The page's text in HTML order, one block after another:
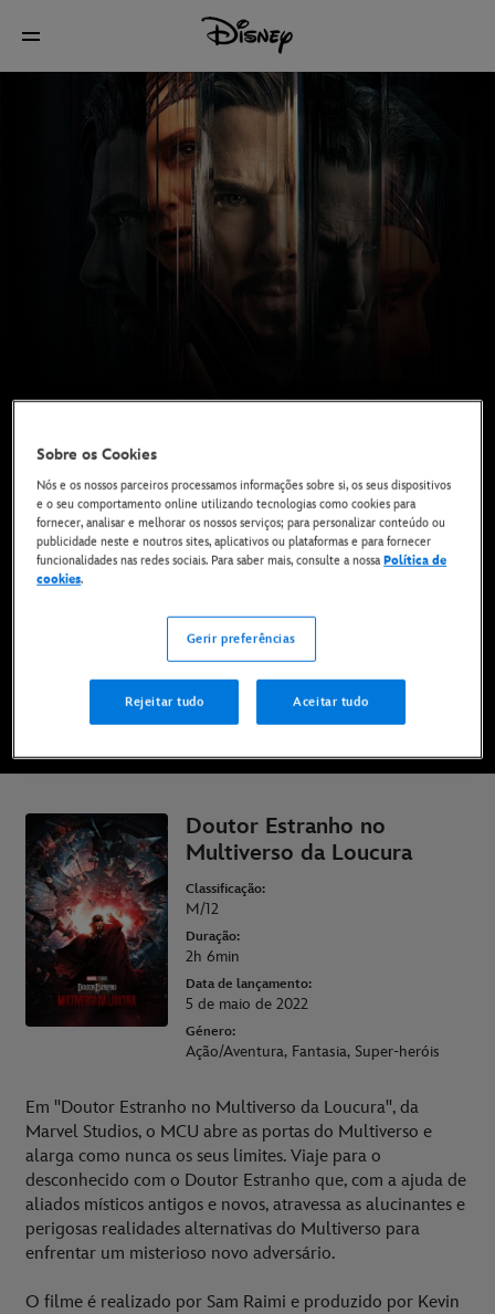
Disponível agora no Disney+*, em DVD, Blu-Ray e
para compra digital
COMPRAR O FILME
Doutor Estranho no
Multiverso da Loucura
Classificação:
M/12
Duração:
2h 6min
Data de lançamento:
5 de maio de 2022
Género:
Ação/Aventura, Fantasia, Super-heróis
Em "Doutor Estranho no Multiverso da Loucura", da
Marvel Studios, o MCU abre as portas do Multiverso e
alarga como nunca os seus limites. Viaje para o
desconhecido com o Doutor Estranho que, com a ajuda de
aliados místicos antigos e novos, atravessa as alucinantes e
perigosas realidades alternativas do Multiverso para
enfrentar um misterioso novo adversário.
O filme é realizado por Sam Raimi e produzido por Kevin
Sobre os Cookies
Nós e os nossos parceiros processamos informações sobre si, os seus dispositivos
e o seu comportamento online utilizando tecnologias como cookies para
fornecer, analisar e melhorar os nossos serviços; para personalizar conteúdo ou
publicidade neste e noutros sites, aplicativos ou plataformas e para fornecer
funcionalidades nas redes sociais. Para saber mais, consulte a nossa Política de
cookies.
Gerir preferências
Rejeitar tudo Aceitar tudo